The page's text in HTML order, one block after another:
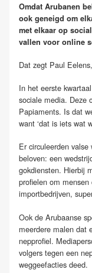
Omdat Arubanen
ook geneigd om
met elkaar op
vallen voor online
Dat zegt Paul
In het eerste
sociale media. Deze
Papiaments. Is dat
want ‘dat is iets wat
Er circuleerden
beloven: een
gokdiensten. Hierbij
profielen om
importbedrijven,
Ook de Arubaanse
meerdere malen dat
nepprofiel.
volgers tegen een
weggeefacties deed.